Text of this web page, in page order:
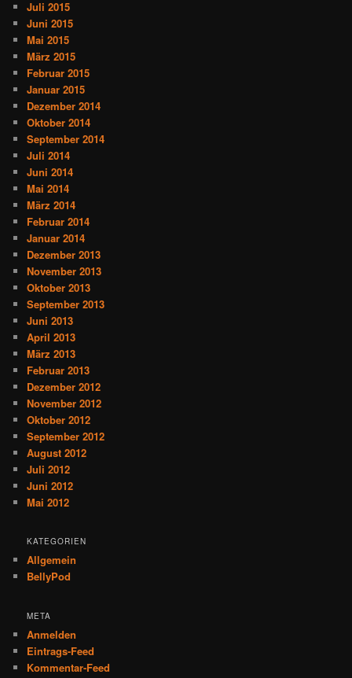
Juli 2015
Juni 2015
Mai 2015
März 2015
Februar 2015
Januar 2015
Dezember 2014
Oktober 2014
September 2014
Juli 2014
Juni 2014
Mai 2014
März 2014
Februar 2014
Januar 2014
Dezember 2013
November 2013
Oktober 2013
September 2013
Juni 2013
April 2013
März 2013
Februar 2013
Dezember 2012
November 2012
Oktober 2012
September 2012
August 2012
Juli 2012
Juni 2012
Mai 2012
KATEGORIEN
Allgemein
BellyPod
META
Anmelden
Eintrags-Feed
Kommentar-Feed